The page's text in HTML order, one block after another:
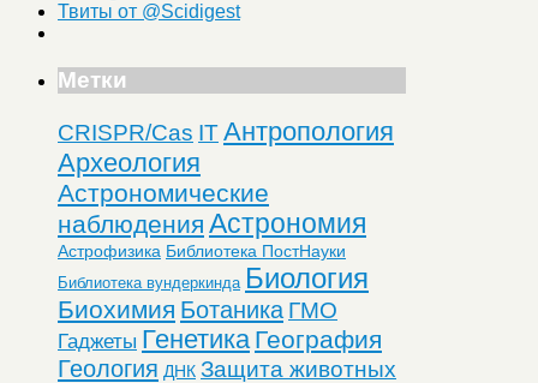
Твиты от @Scidigest
Метки
CRISPR/Cas ITАнтропология
Археология
Астрономические
наблюдения Астрономия
Астрофизика Библиотека ПостНауки
Библиотека вундеркинда Биология
Биохимия Ботаника ГМО
Гаджеты Генетика География
Геология ДНК Защита животных